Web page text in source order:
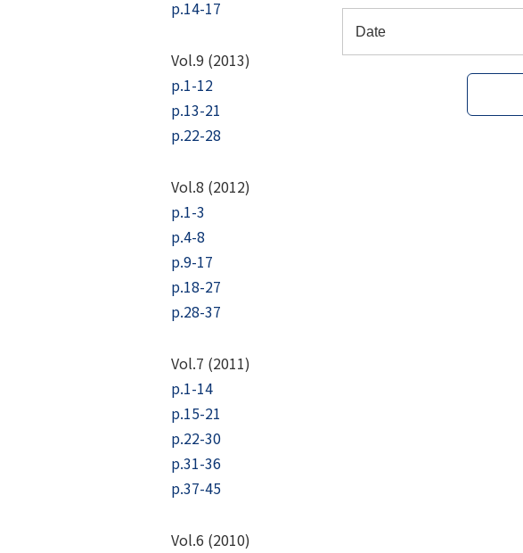
p.14-17
Vol.9 (2013)
p.1-12
p.13-21
p.22-28
Vol.8 (2012)
p.1-3
p.4-8
p.9-17
p.18-27
p.28-37
Vol.7 (2011)
p.1-14
p.15-21
p.22-30
p.31-36
p.37-45
Vol.6 (2010)